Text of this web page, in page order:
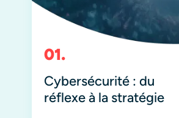
Cybersécurité : du
réflexe à la stratégie